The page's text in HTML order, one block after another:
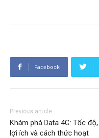
Facebook
Previous article
Khám phá Data 4G: Tốc độ,
lợi ích và cách thức hoạt